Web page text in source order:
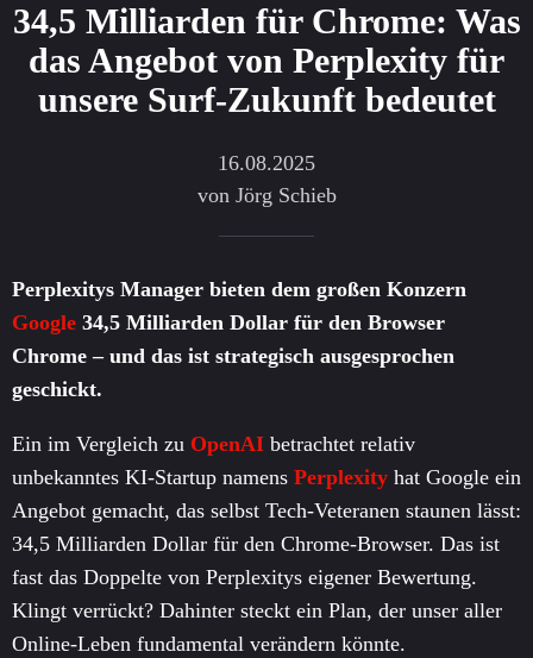
34,5 Milliarden für Chrome: Was
das Angebot von Perplexity für
unsere Surf-Zukunft bedeutet
16.08.2025
von Jörg Schieb
Perplexitys Manager bieten dem großen Konzern
Google 34,5 Milliarden Dollar für den Browser
Chrome – und das ist strategisch ausgesprochen
geschickt.
Ein im Vergleich zu OpenAI betrachtet relativ
unbekanntes KI-Startup namens Perplexity hat Google ein
Angebot gemacht, das selbst Tech-Veteranen staunen lässt:
34,5 Milliarden Dollar für den Chrome-Browser. Das ist
fast das Doppelte von Perplexitys eigener Bewertung.
Klingt verrückt? Dahinter steckt ein Plan, der unser aller
Online-Leben fundamental verändern könnte.